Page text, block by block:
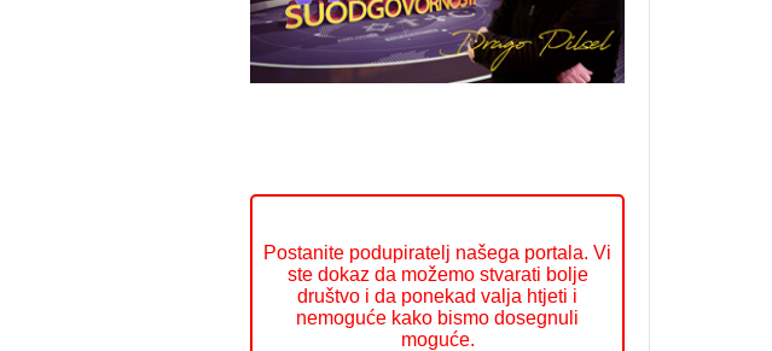
Postanite podupiratelj našega portala. Vi
ste dokaz da možemo stvarati bolje
društvo i da ponekad valja htjeti i
nemoguće kako bismo dosegnuli
moguće.